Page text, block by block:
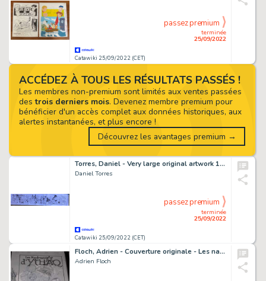
Catawiki 25/09/2022 (CET)
terminée
25/09/2022
passez premium
Torres, Daniel - Very large original artwork 170 x 35 cm - 50 important characters from 100 years history of comics - (2013)
Daniel Torres
Catawiki 25/09/2022 (CET)
terminée
25/09/2022
passez premium
Floch, Adrien - Couverture originale - Les naufragés d'Ythaq T3 - Les soupir des étoiles - (2006)
Adrien Floch
ACCÉDEZ À TOUS LES RÉSULTATS PASSÉS !
Les membres non-premium sont limités aux ventes passées
destrois derniers mois. Devenez membre premium pour
bénéficier d'un accès complet aux données historiques, aux
alertes instantanées, et plus encore !
Découvrez les avantages premium →